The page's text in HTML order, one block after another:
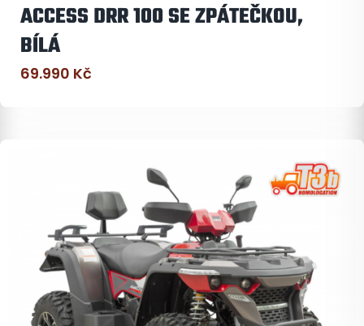
ACCESS DRR 100 SE ZPÁTEČKOU,
BÍLÁ
69.990 Kč